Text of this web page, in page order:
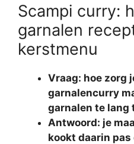
Scampi curry:
garnalen
kerstmenu
Vraag: hoe zorg
garnalencurry
garnalen te lang
Antwoord: je
kookt daarin pas